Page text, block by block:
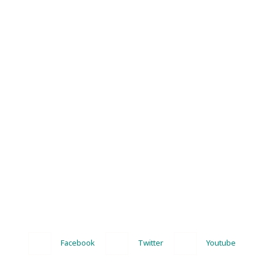
Facebook Twitter Youtube